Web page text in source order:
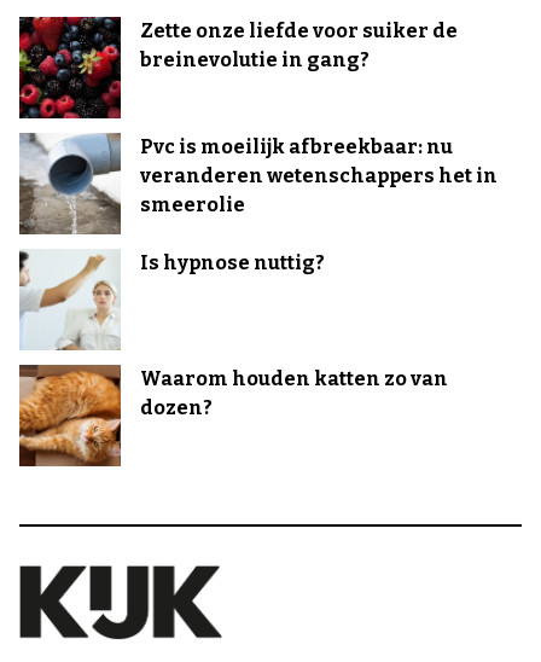
Zette onze liefde voor suiker de
breinevolutie in gang?
Pvc is moeilijk afbreekbaar: nu
veranderen wetenschappers het in
smeerolie
Is hypnose nuttig?
Waarom houden katten zo van
dozen?